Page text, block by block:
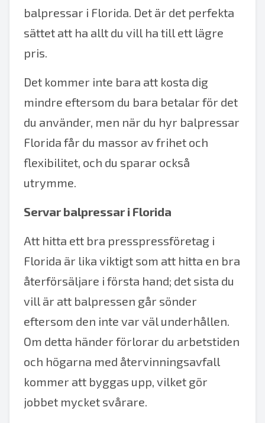
balpressar i Florida. Det är det perfekta
sättet att ha allt du vill ha till ett lägre
pris.
Det kommer inte bara att kosta dig
mindre eftersom du bara betalar för det
du använder, men när du hyr balpressar
Florida får du massor av frihet och
flexibilitet, och du sparar också
utrymme.
Servar balpressar i Florida
Att hitta ett bra presspressföretag i
Florida är lika viktigt som att hitta en bra
återförsäljare i första hand; det sista du
vill är att balpressen går sönder
eftersom den inte var väl underhållen.
Om detta händer förlorar du arbetstiden
och högarna med återvinningsavfall
kommer att byggas upp, vilket gör
jobbet mycket svårare.